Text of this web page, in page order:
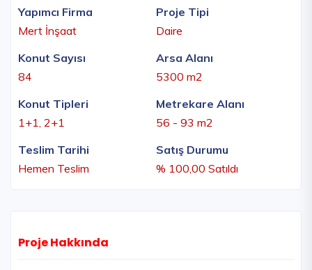
Yapımcı Firma
Mert İnşaat
Proje Tipi
Daire
Konut Sayısı
84
Arsa Alanı
5300 m2
Konut Tipleri
1+1, 2+1
Metrekare Alanı
56 - 93 m2
Teslim Tarihi
Hemen Teslim
Satış Durumu
% 100,00 Satıldı
Proje Hakkında